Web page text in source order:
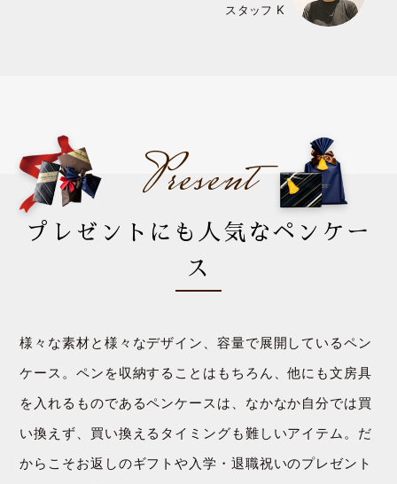
スタッフ K
Present
プレゼントにも人気なペンケー
ス
様々な素材と様々なデザイン、容量で展開しているペン
ケース。ペンを収納することはもちろん、他にも文房具
を入れるものであるペンケースは、なかなか自分では買
い換えず、買い換えるタイミングも難しいアイテム。だ
からこそお返しのギフトや入学・退職祝いのプレゼント